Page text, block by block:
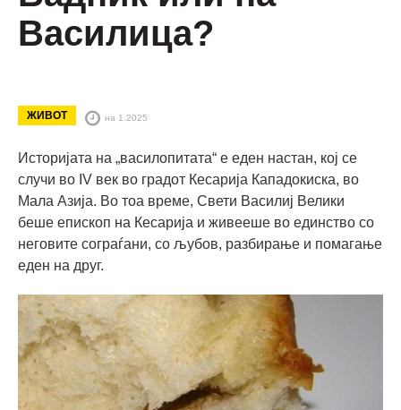
Василица?
ЖИВОТ на 1.2025
Историјата на „василопитата“ е еден настан, кој се
случи во IV век во градот Кесарија Кападокиска, во
Мала Азија. Во тоа време, Свети Василиј Велики
беше епископ на Кесарија и живееше во единство со
неговите сограѓани, со љубов, разбирање и помагање
еден на друг.